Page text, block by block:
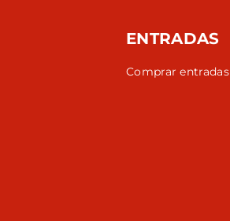
ENTRADAS
Comprar entradas